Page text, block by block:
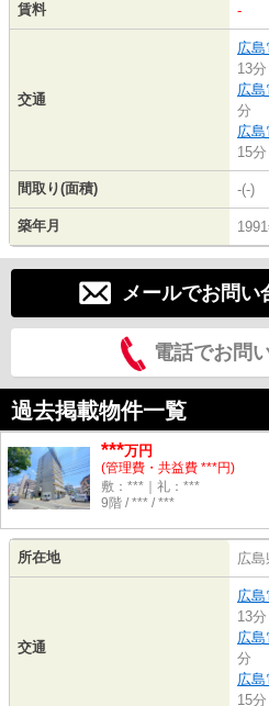
賃料 -
交通
広
13分
広
分
広
15分
間取り(面積) -(-)
築年月
メールでお問い
電話でお問
過去掲載物件一覧
***万円
(管理費・共益費 ***円)
敷：***｜礼：***
9階 / *** / ***
所在地 広島
交通
広
13分
広
分
広
15分